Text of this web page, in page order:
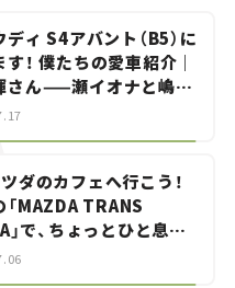
ィ S4アバント（B5）に
！ 僕たちの愛車紹介｜
さん——瀬イオナと嶋田
ルマでざっくばらんば
ダのカフェへ行こう！
「MAZDA TRANS
」で、ちょっとひと息。
CCGとクルマでどうす